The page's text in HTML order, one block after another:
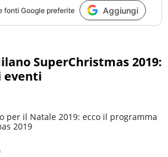
fonti Google preferite Aggiungi
SuperChristmas 2019:
eventi
per il Natale 2019: ecco il programma
2019